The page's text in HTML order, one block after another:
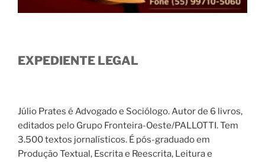
EXPEDIENTE LEGAL
Júlio Prates é Advogado e Sociólogo. Autor de 6 livros,
editados pelo Grupo Fronteira-Oeste/PALLOTTI. Tem
3.500 textos jornalísticos. É pós-graduado em
Produção Textual, Escrita e Reescrita, Leitura e